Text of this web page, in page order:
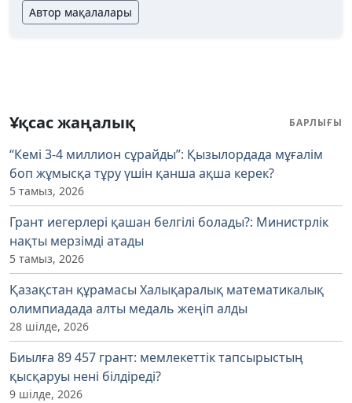
Автор мақалалары
Ұқсас жаңалық БАРЛЫҒЫ
“Кемі 3-4 миллион сұрайды”: Қызылордада мұғалім
боп жұмысқа тұру үшін қанша ақша керек?
5 тамыз, 2026
Грант иегерлері қашан белгілі болады?: Министрлік
нақты мерзімді атады
5 тамыз, 2026
Қазақстан құрамасы Халықаралық математикалық
олимпиадада алты медаль жеңіп алды
28 шілде, 2026
Биылға 89 457 грант: мемлекеттік тапсырыстың
қысқаруы нені білдіреді?
9 шілде, 2026